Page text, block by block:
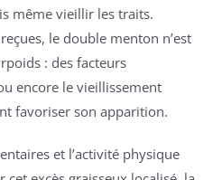
même vieillir les traits.
le double menton n’est
: des facteurs
encore le vieillissement
favoriser son apparition.
et l’activité physique